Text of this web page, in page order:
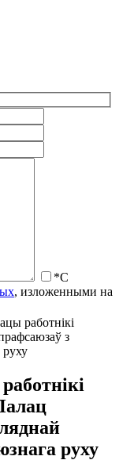
*С
, изложенными на
работнікі
з
руху
руху